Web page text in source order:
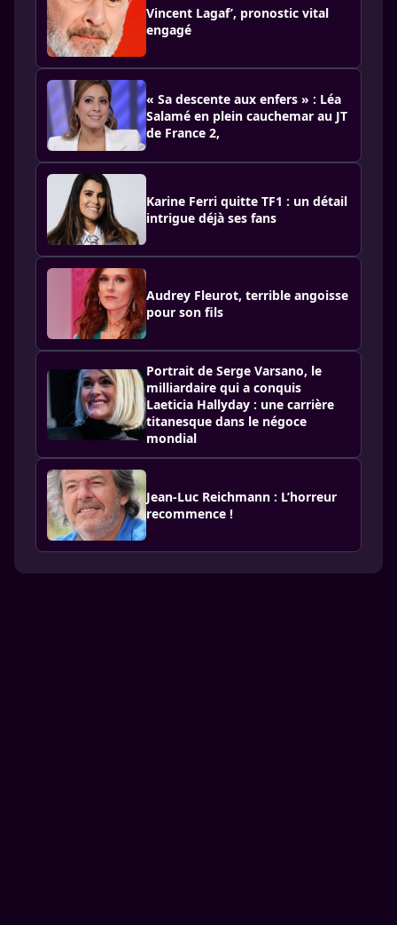
Vincent Lagaf’, pronostic vital
engagé
« Sa descente aux enfers » : Léa
Salamé en plein cauchemar au JT
de France 2,
Karine Ferri quitte TF1 : un détail
intrigue déjà ses fans
Audrey Fleurot, terrible angoisse
pour son fils
Portrait de Serge Varsano, le
milliardaire qui a conquis
Laeticia Hallyday : une carrière
titanesque dans le négoce
mondial
Jean-Luc Reichmann : L’horreur
recommence !